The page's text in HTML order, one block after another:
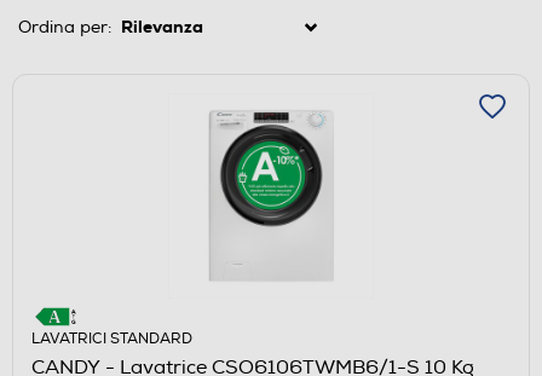
Ordina per:
LAVATRICI STANDARD
CANDY - Lavatrice CSO6106TWMB6/1-S 10 Kg